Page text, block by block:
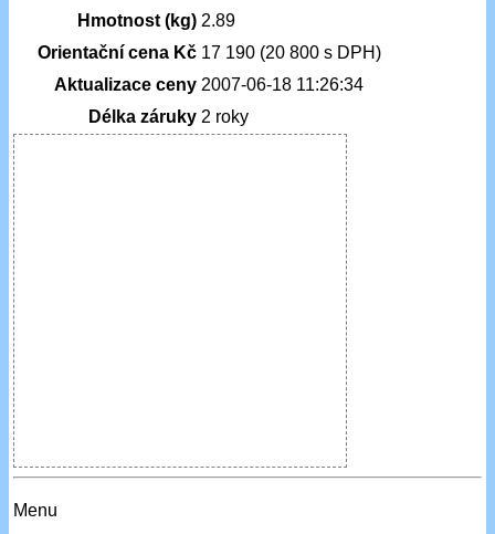
Hmotnost (kg) 2.89
Orientační cena Kč 17 190 (20 800 s DPH)
Aktualizace ceny 2007-06-18 11:26:34
Délka záruky 2 roky
Menu